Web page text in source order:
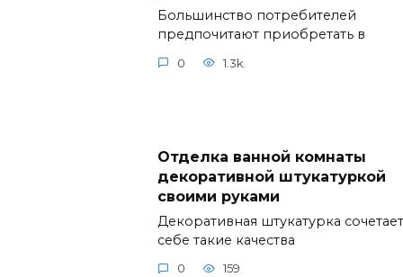
Большинство потребителей
предпочитают приобретать в
0 1.3k.
Отделка ванной комнаты
декоративной штукатуркой
своими руками
Декоративная штукатурка
себе такие качества
0 159